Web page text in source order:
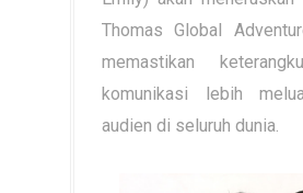
Thomas Global
memastikan
komunikasi lebih
audien di seluruh dunia.